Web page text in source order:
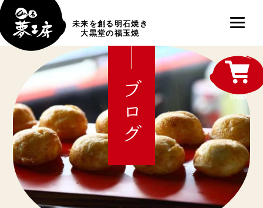
未来を創る明石焼き
大黒堂の福玉焼
ブログ shop